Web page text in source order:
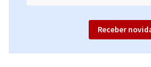
Receber